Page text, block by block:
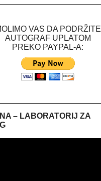
VAS DA PODRŽITE
AUTOGRAF UPLATOM
PREKO PAYPAL-A:
– LABORATORIJ ZA